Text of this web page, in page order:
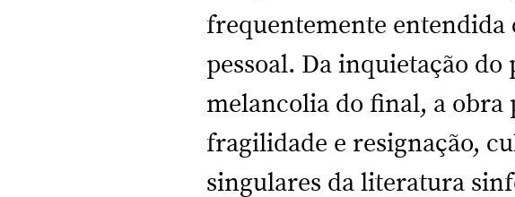
frequentemente
pessoal. Da inquietação
melancolia do final, a obra
fragilidade e resignação,
singulares da literatura